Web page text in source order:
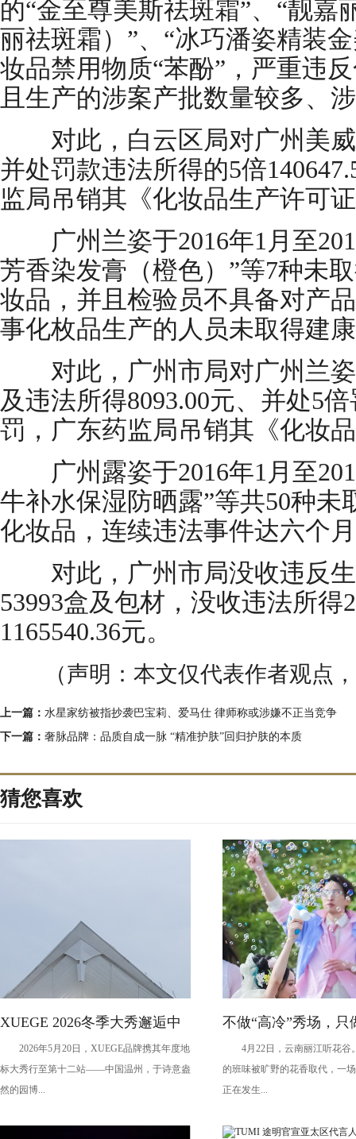
的“金至尊美斯祛斑霜”、“靓嘉
丽祛斑霜）”、“冰巧潘姿精装
妆品禁用物质“苯酚”，严重违
且生产的涉案产批数量较多、
对此，白云区局对广州美威
并处罚款违法所得的5倍
监局吊销其《化妆品生产许可
广州兰姿于2016年1月至
芳香染发膏（橙色）”等7种未
妆品，并且检验员不具备对产
事化枚品生产的人员未取得建
对此，广州市局对广州兰姿
及违法所得8093.00元、并处5
罚，广东药监局吊销其《化妆
广州露姿于2016年1月至
牛补水保湿防晒露”等共50种
化妆品，连续违法事件达六个
对此，广州市局没收违反生
53993盒及包材，没收违法所得
1165540.36元。
（声明：本文仅代表作者观点，
上一篇： 水星家纺被指抄袭巴宝莉、爱马仕 律师称或涉嫌不正当竞争
下一篇： 奢脉品牌：品质自成一脉 “精准护肤”回归护肤的本质
猜您喜欢
XUEGE 2026冬季大秀邂逅中
国·温州园博园
2026年5月20日，XUEGE品牌携其年度地
标大秀行至第十二站——中国温州，于诗意盎
然的园博...
不做“高冷”秀场，只
愈”现场：现象级IP
经
4月22日，云南丽江听花谷
的班味被旷野的花香取代，一
正在发生...